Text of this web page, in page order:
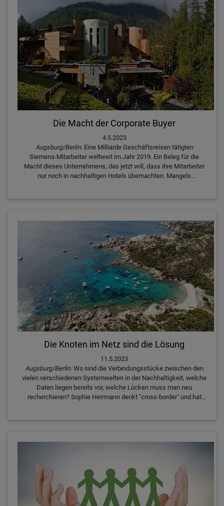
Die Macht der Corporate Buyer
4.5.2023
Augsburg/Berlin.Eine Milliarde Geschäftsreisen tätigten
Siemens-Mitarbeiter weltweit im Jahr 2019. Ein Beleg für die
Macht dieses Unternehmens, das jetzt will, dass ihre Mitarbeiter
nur noch in nachhaltigen Hotels übernachten. Mangels
von der Siemens AG und Fabio Fornari, Product Manager
Sustainability bei der HRS Group, stellen sich beim 6. HITT Think
Tank am 26./27. Juni in Berlin IHREN Fragen.
Die Knoten im Netz sind die Lösung
11.5.2023
Augsburg/Berlin. Wo sind die Verbindungsstücke zwischen den
vielen verschiedenen Systemwelten in der Nachhaltigkeit, welche
Daten liegen bereits vor, welche Lücken muss man neu
recherchieren? Sophie Herrmann denkt "cross-border" und hat
und Kosmopolitin, für die die Knoten im Nachhaltigkeits-
Netz(werk) Anknüpfungspunkte für Lösungen sind. Der perfekte
mutmachende Einstieg zum 6. HITT und dessen Schwerpunkt-
Thema Measurement am 26./27. Juni in Berlin.